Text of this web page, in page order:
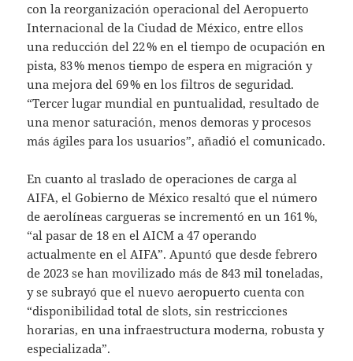
con la reorganización operacional del Aeropuerto
Internacional de la Ciudad de México, entre ellos
una reducción del 22 % en el tiempo de ocupación en
pista, 83 % menos tiempo de espera en migración y
una mejora del 69 % en los filtros de seguridad.
“Tercer lugar mundial en puntualidad, resultado de
una menor saturación, menos demoras y procesos
más ágiles para los usuarios”, añadió el comunicado.
En cuanto al traslado de operaciones de carga al
AIFA, el Gobierno de México resaltó que el número
de aerolíneas cargueras se incrementó en un 161 %,
“al pasar de 18 en el AICM a 47 operando
actualmente en el AIFA”. Apuntó que desde febrero
de 2023 se han movilizado más de 843 mil toneladas,
y se subrayó que el nuevo aeropuerto cuenta con
“disponibilidad total de slots, sin restricciones
horarias, en una infraestructura moderna, robusta y
especializada”.